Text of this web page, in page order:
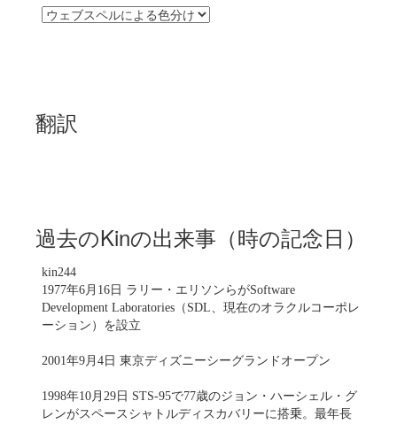
翻訳
過去のKinの出来事（時の記念日）
kin244
1977年6月16日 ラリー・エリソンらがSoftware
Development Laboratories（SDL、現在のオラクルコーポレ
ーション）を設立
2001年9月4日 東京ディズニーシーグランドオープン
1998年10月29日 STS-95で77歳のジョン・ハーシェル・グ
レンがスペースシャトルディスカバリーに搭乗。最年長